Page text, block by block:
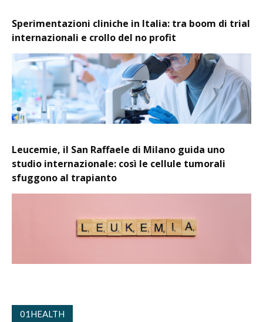
Sperimentazioni cliniche in Italia: tra boom di trial
internazionali e crollo del no profit
Leucemie, il San Raffaele di Milano guida uno
studio internazionale: così le cellule tumorali
sfuggono al trapianto
01HEALTH